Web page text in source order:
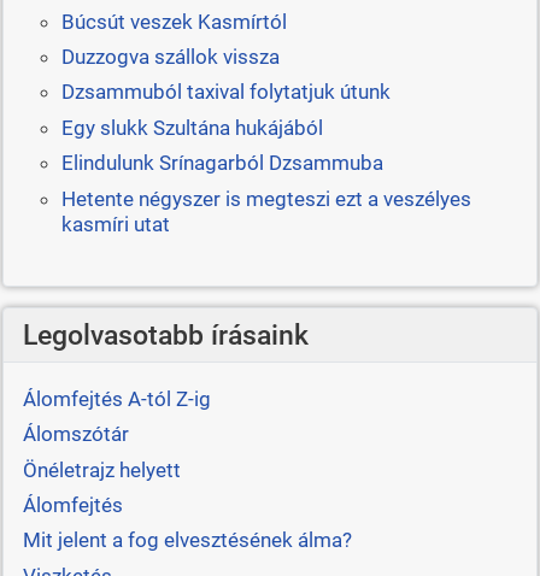
Búcsút veszek Kasmírtól
Duzzogva szállok vissza
Dzsammuból taxival folytatjuk útunk
Egy slukk Szultána hukájából
Elindulunk Srínagarból Dzsammuba
Hetente négyszer is megteszi ezt a veszélyes
kasmíri utat
Legolvasotabb írásaink
Álomfejtés A-tól Z-ig
Álomszótár
Önéletrajz helyett
Álomfejtés
Mit jelent a fog elvesztésének álma?